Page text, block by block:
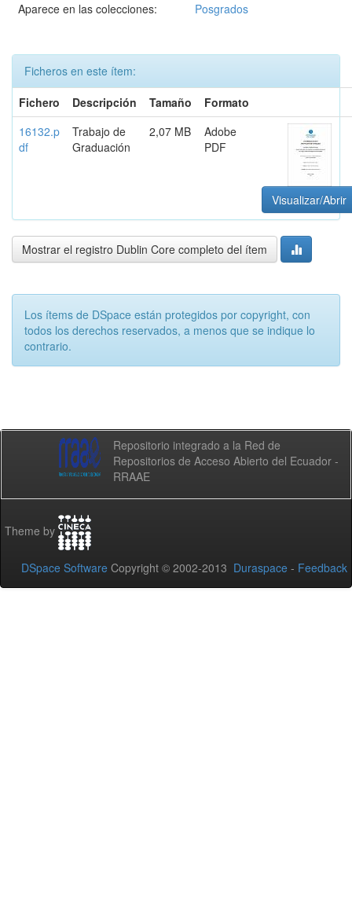
Aparece en las colecciones:
Posgrados
Ficheros en este ítem:
Fichero
Descripción Tamaño
Formato
16132.p
df
Trabajo de
Graduación
2,07 MB
Adobe
PDF
Visualizar/Abrir
Mostrar el registro Dublin Core completo del ítem
Los ítems de DSpace están protegidos por copyright, con
todos los derechos reservados, a menos que se indique lo
contrario.
Repositorio integrado a la Red de
Repositorios de Acceso Abierto del Ecuador -
RRAAE
Theme by
DSpace Software Copyright © 2002-2013 Duraspace - Feedback